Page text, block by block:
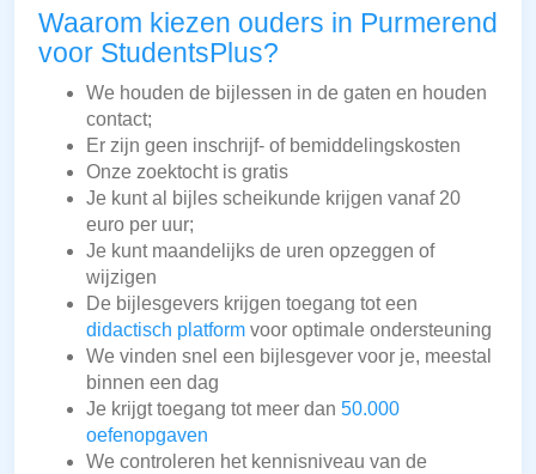
Waarom kiezen ouders in Purmerend
voor StudentsPlus?
We houden de bijlessen in de gaten en houden
contact;
Er zijn geen inschrijf- of bemiddelingskosten
Onze zoektocht is gratis
Je kunt al bijles scheikunde krijgen vanaf 20
euro per uur;
Je kunt maandelijks de uren opzeggen of
wijzigen
De bijlesgevers krijgen toegang tot een
didactisch platform voor optimale ondersteuning
We vinden snel een bijlesgever voor je, meestal
binnen een dag
Je krijgt toegang tot meer dan 50.000
oefenopgaven
We controleren het kennisniveau van de